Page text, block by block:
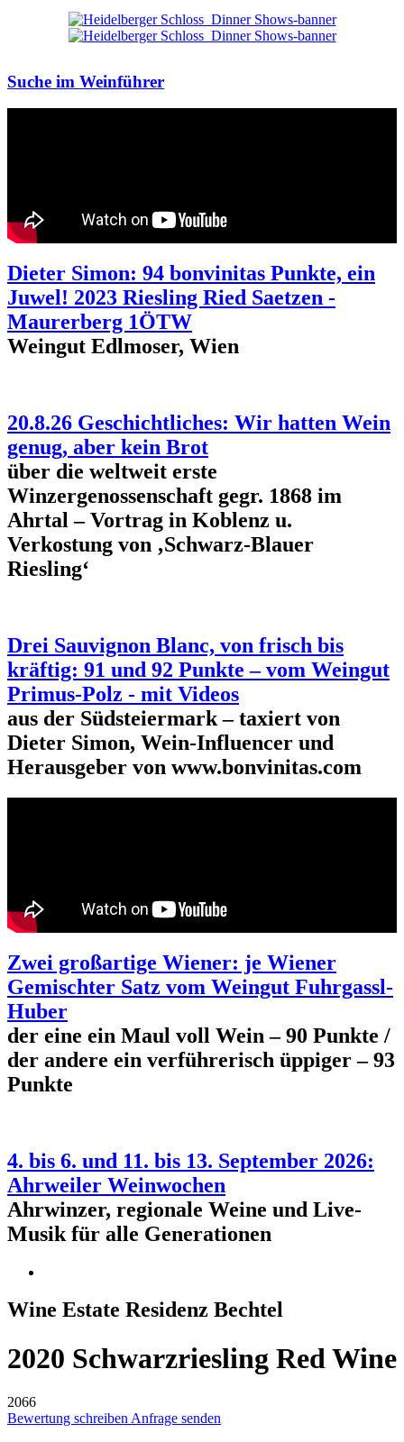
Suche im Weinführer
Dieter Simon: 94 bonvinitas Punkte, ein
Juwel! 2023 Riesling Ried Saetzen -
Maurerberg 1ÖTW
Weingut Edlmoser, Wien
20.8.26 Geschichtliches: Wir hatten Wein
genug, aber kein Brot
über die weltweit erste
Winzergenossenschaft gegr. 1868 im
Ahrtal – Vortrag in Koblenz u.
Verkostung von ‚Schwarz-Blauer
Riesling‘
Drei Sauvignon Blanc, von frisch bis
kräftig: 91 und 92 Punkte – vom Weingut
Primus-Polz - mit Videos
aus der Südsteiermark – taxiert von
Dieter Simon, Wein-Influencer und
Herausgeber von www.bonvinitas.com
Zwei großartige Wiener: je Wiener
Gemischter Satz vom Weingut Fuhrgassl-
Huber
der eine ein Maul voll Wein – 90 Punkte /
der andere ein verführerisch üppiger – 93
Punkte
4. bis 6. und 11. bis 13. September 2026:
Ahrweiler Weinwochen
Ahrwinzer, regionale Weine und Live-
Musik für alle Generationen
Wine Estate Residenz Bechtel
2020 Schwarzriesling Red Wine
2066
Bewertung schreiben Anfrage senden